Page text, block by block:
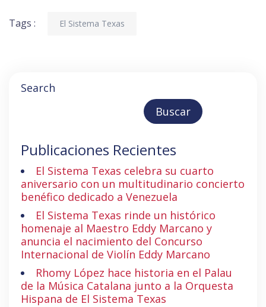
Tags : El Sistema Texas
Search
Buscar
Publicaciones Recientes
El Sistema Texas celebra su cuarto
aniversario con un multitudinario concierto
benéfico dedicado a Venezuela
El Sistema Texas rinde un histórico
homenaje al Maestro Eddy Marcano y
anuncia el nacimiento del Concurso
Internacional de Violín Eddy Marcano
Rhomy López hace historia en el Palau
de la Música Catalana junto a la Orquesta
Hispana de El Sistema Texas